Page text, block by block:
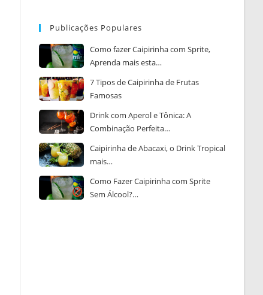
Publicações Populares
Como fazer Caipirinha com Sprite,
Aprenda mais esta…
7 Tipos de Caipirinha de Frutas
Famosas
Drink com Aperol e Tônica: A
Combinação Perfeita…
Caipirinha de Abacaxi, o Drink Tropical
mais…
Como Fazer Caipirinha com Sprite
Sem Álcool?…